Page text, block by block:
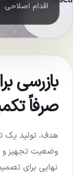
اقدام اصلاحی.
بازرسی
صرفاً
هدف، تولید یک
وضعیت تجهیز و
نهایی برای